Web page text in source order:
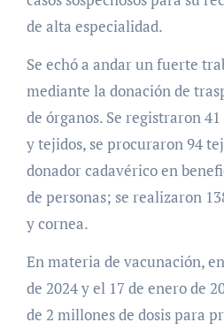
de alta especialidad.
Se echó a andar un fuerte
mediante la donación de
de órganos. Se registraron
y tejidos, se procuraron 94
donador cadavérico en
de personas; se realizaron
y cornea.
En materia de vacunación,
de 2024 y el 17 de enero de
de 2 millones de dosis para